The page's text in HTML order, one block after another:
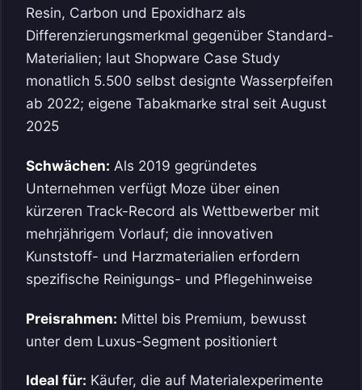
Resin, Carbon und Epoxidharz als
Differenzierungsmerkmal gegenüber Standard-
Materialien; laut Shopware Case Study
monatlich 5.500 selbst designte Wasserpfeifen
ab 2022; eigene Tabakmarke stral seit August
2025
Schwächen: Als 2019 gegründetes
Unternehmen verfügt Moze über einen
kürzeren Track-Record als Wettbewerber mit
mehrjährigem Vorlauf; die innovativen
Kunststoff- und Harzmaterialien erfordern
spezifische Reinigungs- und Pflegehinweise
Preisrahmen: Mittel bis Premium, bewusst
unter dem Luxus-Segment positioniert
Ideal für: Käufer, die auf Materialexperimente